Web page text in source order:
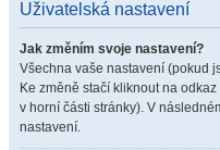
Uživatelská nastavení
Jak změním svoje nastavení?
Všechna vaše nastavení (pokud
Ke změně stačí kliknout na odkaz
v horní části stránky). V
nastavení.